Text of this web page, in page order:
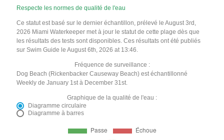
Respecte les normes de qualité de l'eau
Ce statut est basé sur le dernier échantillon, prélevé le August 3rd,
2026 Miami Waterkeeper met à jour le statut de cette plage dès que
les résultats des tests sont disponibles. Ces résultats ont été publiés
sur Swim Guide le August 6th, 2026 at 13:46.
Fréquence de surveillance :
Dog Beach (Rickenbacker Causeway Beach) est échantillonné
Weekly de January 1st à December 31st.
Graphique de la qualité de l'eau :
Diagramme circulaire
Diagramme à barres